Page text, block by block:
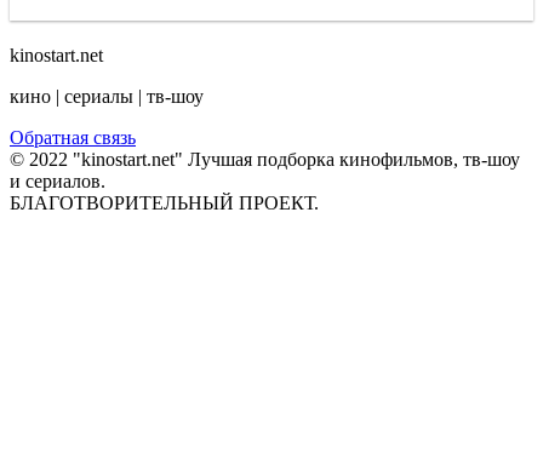
kinostart.net
кино | сериалы | тв-шоу
Обратная связь
© 2022 "kinostart.net" Лучшая подборка кинофильмов, тв-шоу
и сериалов.
БЛАГОТВОРИТЕЛЬНЫЙ ПРОЕКТ.